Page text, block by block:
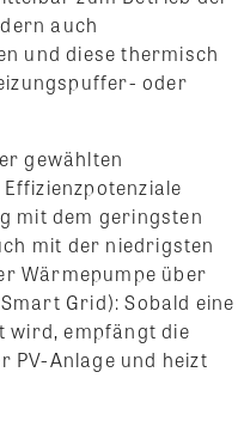
auch
und diese thermisch
oder
gewählten
mit dem geringsten
mit der niedrigsten
Wärmepumpe über
Grid): Sobald eine
wird, empfängt die
PV-Anlage und heizt